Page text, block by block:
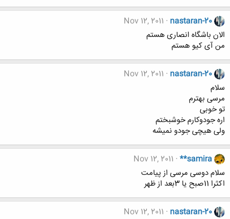
nastaran-20
Nov 12, 2011
الان باشگاه انصاری هستم
من آی کیو هستم
nastaran-20
Nov 12, 2011
سلام
مرسی بهترم
تو خوبی
اره جودوکارم خوشبختم
ولی هیچی جودو نمیشه
**samira
Nov 12, 2011
سلام دوسی مرسی از پیامت
اکثرا 11صبح یا 3بعد از ظهر
nastaran-20
Nov 12, 2011